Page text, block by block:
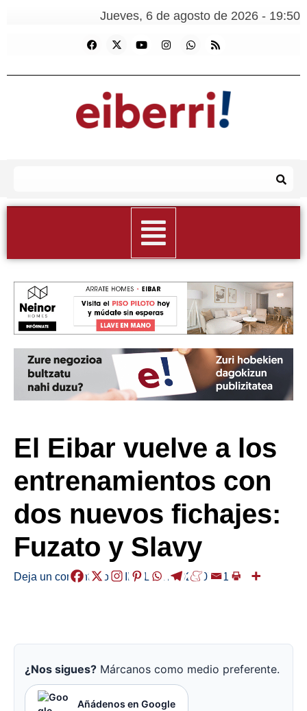
Jueves, 6 de agosto de 2026 - 19:50
El Eibar vuelve a los
entrenamientos con
dos nuevos fichajes:
Fuzato y Slavy
Deja un comentario /KIROLAK /2024-07-11
¿Nos sigues? Márcanos como medio preferente.
Añádenos en Google